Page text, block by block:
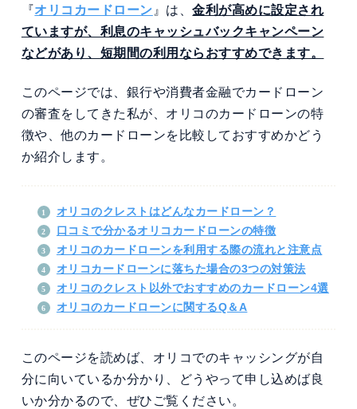
『オリコカードローン 』は、金利が高めに設定され
ていますが、利息のキャッシュバックキャンペーン
などがあり、短期間の利用ならおすすめできます。
このページでは、銀行や消費者金融でカードローン
の審査をしてきた私が、オリコのカードローンの特
徴や、他のカードローンを比較しておすすめかどう
か紹介します。
オリコのクレストはどんなカードローン？
口コミで分かるオリコカードローンの特徴
オリコのカードローンを利用する際の流れと注意点
オリコカードローンに落ちた場合の3つの対策法
オリコのクレスト以外でおすすめのカードローン4選
オリコのカードローンに関するQ＆A
このページを読めば、オリコでのキャッシングが自
分に向いているか分かり、どうやって申し込めば良
いか分かるので、ぜひご覧ください。